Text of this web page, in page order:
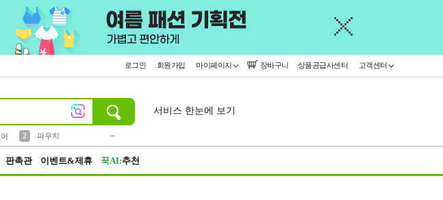
로그인 회원가입 마이페이지 장바구니 상품공급사센터 고객센터
2
파우치
서비스 한눈에 보기
판촉관 이벤트&제휴 꾹AI:추천